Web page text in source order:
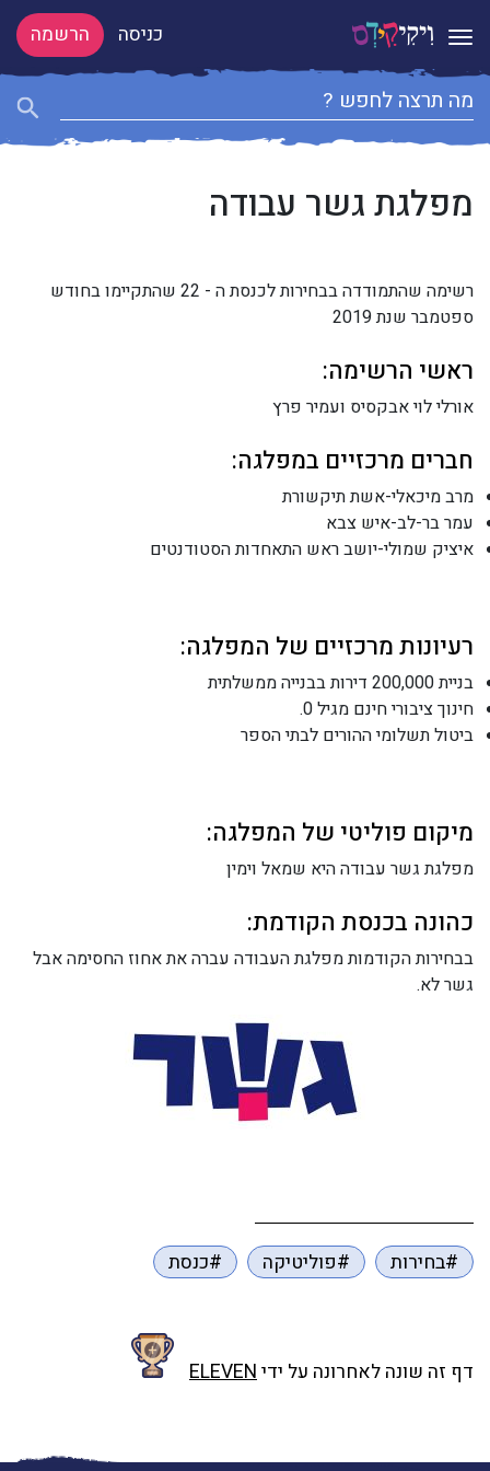
Toggle navigation כניסה הרשמה
מפלגת גשר עבודה
רשימה שהתמודדה בבחירות לכנסת ה - 22 שהתקיימו בחודש
ספטמבר שנת 2019
ראשי הרשימה:
אורלי לוי אבקסיס ועמיר פרץ
חברים מרכזיים במפלגה:
מרב מיכאלי-אשת תיקשורת
עמר בר-לב-איש צבא
איציק שמולי-יושב ראש התאחדות הסטודנטים
רעיונות מרכזיים של המפלגה:
בניית 200,000 דירות בבנייה ממשלתית
חינוך ציבורי חינם מגיל 0.
ביטול תשלומי ההורים לבתי הספר
מיקום פוליטי של המפלגה:
מפלגת גשר עבודה היא שמאל וימין
כהונה בכנסת הקודמת:
בבחירות הקודמות מפלגת העבודה עברה את אחוז החסימה אבל
גשר לא.
#בחירות #פוליטיקה #כנסת
דף זה שונה לאחרונה על ידיELEVEN